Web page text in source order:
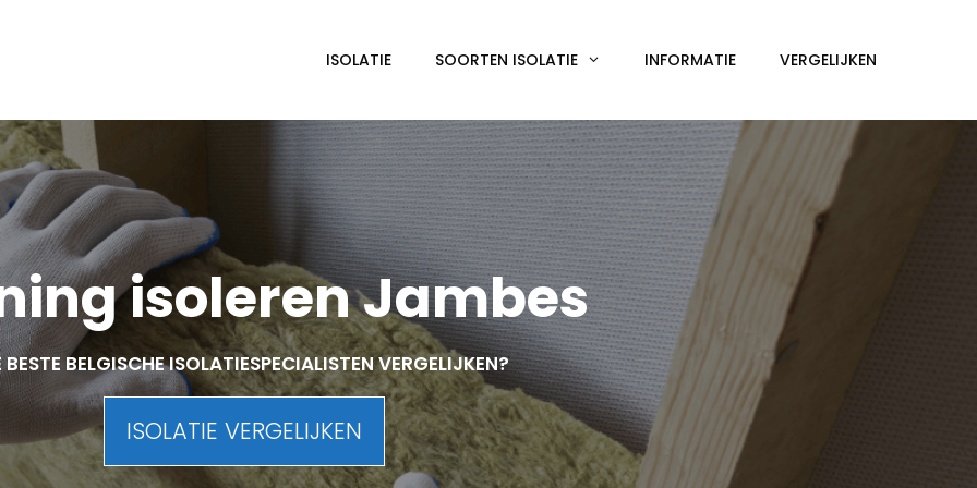
ISOLATIE SOORTEN ISOLATIE INFORMATIE VERGELIJKEN
isoleren Jambes
BESTE BELGISCHE ISOLATIESPECIALISTEN VERGELIJKEN?
ISOLATIE VERGELIJKEN